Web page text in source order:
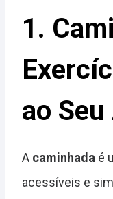
1.
ao
A caminhada é
acessíveis e